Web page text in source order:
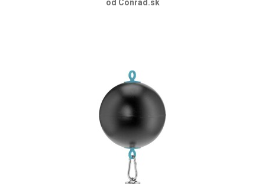
od Conrad.sk